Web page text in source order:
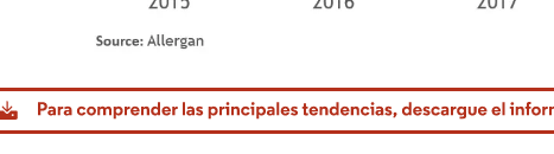
© Mordor Intelligence. El uso requiere atribución según CC BY 4.0.